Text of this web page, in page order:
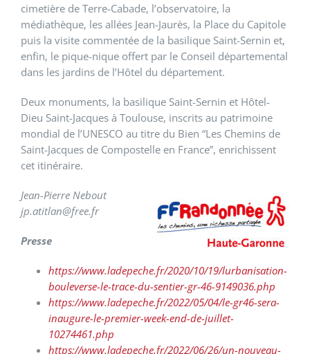
cimetière de Terre-Cabade, l’observatoire, la
médiathèque, les allées Jean-Jaurès, la Place du Capitole
puis la visite commentée de la basilique Saint-Sernin et,
enfin, le pique-nique offert par le Conseil départemental
dans les jardins de l’Hôtel du département.
Deux monuments, la basilique Saint-Sernin et Hôtel-
Dieu Saint-Jacques à Toulouse, inscrits au patrimoine
mondial de l’UNESCO au titre du Bien “Les Chemins de
Saint-Jacques de Compostelle en France”, enrichissent
cet itinéraire.
Jean-Pierre Nebout
jp.atitlan@free.fr
Presse
https://www.ladepeche.fr/2020/10/19/lurbanisation-
bouleverse-le-trace-du-sentier-gr-46-9149036.php
https://www.ladepeche.fr/2022/05/04/le-gr46-sera-
inaugure-le-premier-week-end-de-juillet-
10274461.php
https://www.ladepeche.fr/2022/06/26/un-nouveau-